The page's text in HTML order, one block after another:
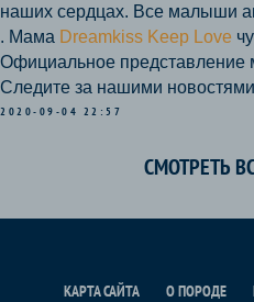
наших сердцах. Все малыши
. Мама Dreamkiss Keep Love
Официальное представление
Следите за нашими
2020-09-04 22:57
СМОТРЕТЬ
КАРТА САЙТА О ПОРОДЕ